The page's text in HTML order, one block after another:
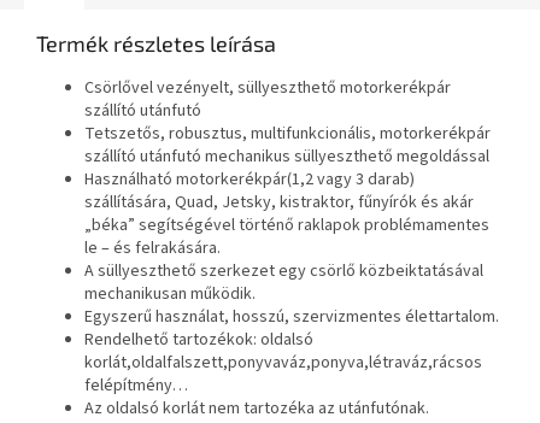
Termék részletes leírása
Csörlővel vezényelt, süllyeszthető motorkerékpár
szállító utánfutó
Tetszetős, robusztus, multifunkcionális, motorkerékpár
szállító utánfutó mechanikus süllyeszthető megoldással
Használható motorkerékpár(1,2 vagy 3 darab)
szállítására, Quad, Jetsky, kistraktor, fűnyírók és akár
„béka” segítségével történő raklapok problémamentes
le – és felrakására.
A süllyeszthető szerkezet egy csörlő közbeiktatásával
mechanikusan működik.
Egyszerű használat, hosszú, szervizmentes élettartalom.
Rendelhető tartozékok: oldalsó
korlát,oldalfalszett,ponyvaváz,ponyva,létraváz,rácsos
felépítmény…
Az oldalsó korlát nem tartozéka az utánfutónak.